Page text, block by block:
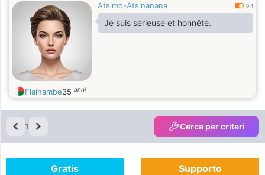
Atsimo-Atsinanana 0.4
Je suis sérieuse et honnête.
Fiainambe35 anni
1 Cerca per criteri
Gratis Supporto